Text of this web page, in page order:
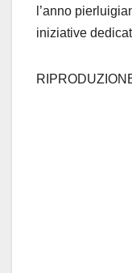
l’anno
iniziative